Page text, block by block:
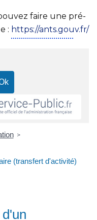
faire une pré-
: https://ants.gouv.fr/
>
(transfert d'activité)